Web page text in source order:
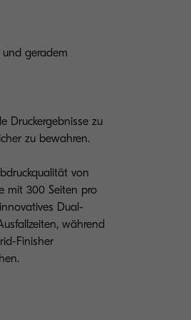
geradem
Druckergebnisse zu
zu bewahren.
von
mit 300 Seiten pro
Dual-
während
Finisher